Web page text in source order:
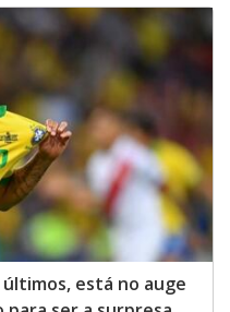
está no auge